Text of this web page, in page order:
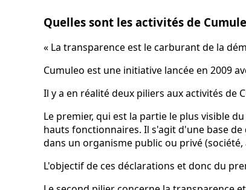
Quelles sont les activités de
« La transparence est le carburant de la
Cumuleo est une initiative lancée en 2009
Il y a en réalité deux piliers aux activités de
Le premier, qui est la partie le plus visible
hauts fonctionnaires. Il s'agit d'une base
dans un organisme public ou privé (société,
L'objectif de ces déclarations et donc du